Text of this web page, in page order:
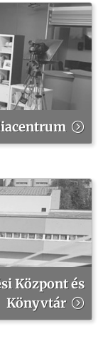
Központ és
Könyvtár